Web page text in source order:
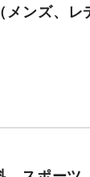
ンズ、レ